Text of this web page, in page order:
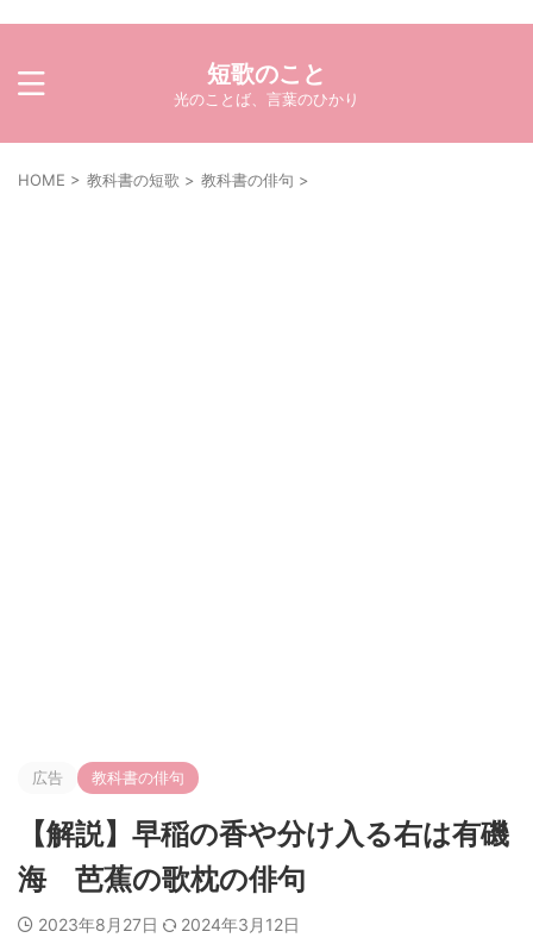
短歌のこと
光のことば、言葉のひかり
HOME > 教科書の短歌 > 教科書の俳句 >
広告 教科書の俳句
【解説】早稲の香や分け入る右は有磯
海 芭蕉の歌枕の俳句
2023年8月27日 2024年3月12日